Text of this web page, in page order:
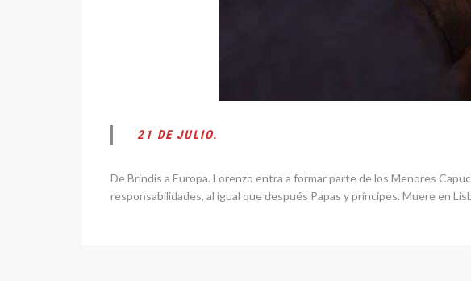
21 DE JULIO.
De Brindis a Europa. Lorenzo entra a formar parte de los Menores
responsabilidades, al igual que después Papas y príncipes. Muere en